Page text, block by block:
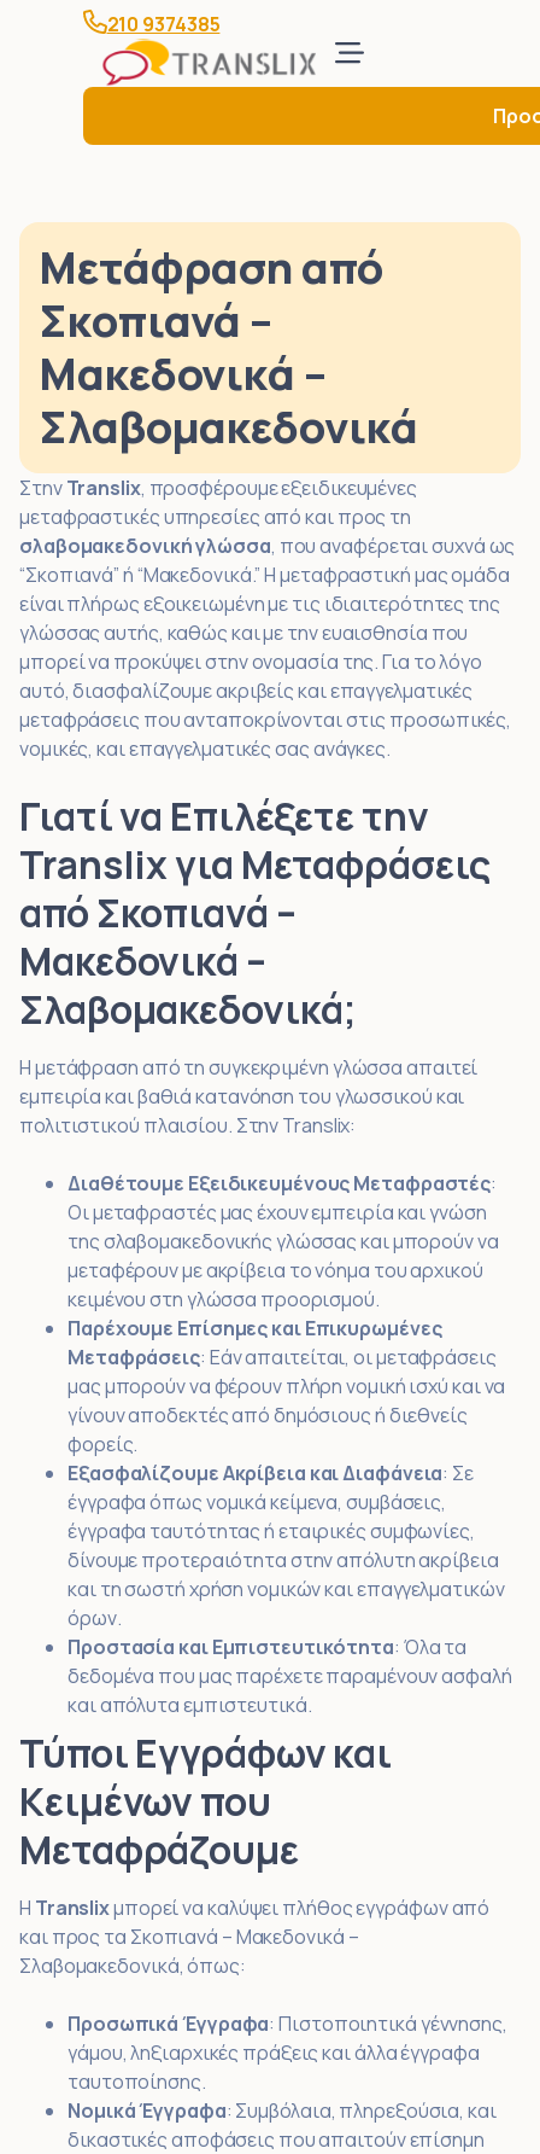
210 9374385
Μετάφραση από
Σκοπιανά –
Μακεδονικά –
Σλαβομακεδονικά
ΣτηνTranslix, προσφέρουμε εξειδικευμένες
μεταφραστικές υπηρεσίες από και προς τη
σλαβομακεδονική γλώσσα, που αναφέρεται συχνά ως
“Σκοπιανά” ή “Μακεδονικά.” Η μεταφραστική μας ομάδα
είναι πλήρως εξοικειωμένη με τις ιδιαιτερότητες της
γλώσσας αυτής, καθώς και με την ευαισθησία που
μπορεί να προκύψει στην ονομασία της. Για το λόγο
αυτό, διασφαλίζουμε ακριβείς και επαγγελματικές
μεταφράσεις που ανταποκρίνονται στις προσωπικές,
νομικές, και επαγγελματικές σας ανάγκες.
Γιατί να Επιλέξετε την
Translix για Μεταφράσεις
από Σκοπιανά –
Μακεδονικά –
Σλαβομακεδονικά;
Η μετάφραση από τη συγκεκριμένη γλώσσα απαιτεί
εμπειρία και βαθιά κατανόηση του γλωσσικού και
πολιτιστικού πλαισίου. Στην Translix:
Διαθέτουμε Εξειδικευμένους Μεταφραστές:
Οι μεταφραστές μας έχουν εμπειρία και γνώση
της σλαβομακεδονικής γλώσσας και μπορούν να
μεταφέρουν με ακρίβεια το νόημα του αρχικού
κειμένου στη γλώσσα προορισμού.
Παρέχουμε Επίσημες και Επικυρωμένες
Μεταφράσεις: Εάν απαιτείται, οι μεταφράσεις
μας μπορούν να φέρουν πλήρη νομική ισχύ και να
γίνουν αποδεκτές από δημόσιους ή διεθνείς
φορείς.
Εξασφαλίζουμε Ακρίβεια και Διαφάνεια: Σε
έγγραφα όπως νομικά κείμενα, συμβάσεις,
έγγραφα ταυτότητας ή εταιρικές συμφωνίες,
δίνουμε προτεραιότητα στην απόλυτη ακρίβεια
και τη σωστή χρήση νομικών και επαγγελματικών
όρων.
Προστασία και Εμπιστευτικότητα: Όλα τα
δεδομένα που μας παρέχετε παραμένουν ασφαλή
και απόλυτα εμπιστευτικά.
Τύποι Εγγράφων και
Κειμένων που
Μεταφράζουμε
Η Translixμπορεί να καλύψει πλήθος εγγράφων από
και προς τα Σκοπιανά – Μακεδονικά –
Σλαβομακεδονικά, όπως:
Προσωπικά Έγγραφα: Πιστοποιητικά γέννησης,
γάμου, ληξιαρχικές πράξεις και άλλα έγγραφα
ταυτοποίησης.
Νομικά Έγγραφα: Συμβόλαια, πληρεξούσια, και
δικαστικές αποφάσεις που απαιτούν επίσημη